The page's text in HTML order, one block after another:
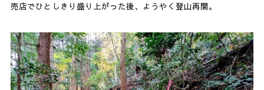
売店でひとしきり盛り上がった後、ようやく登山再開。